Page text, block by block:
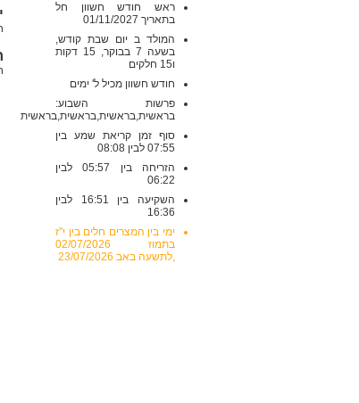
ראש חודש חשוון חל
בתאריך 01/11/2027
המולד ב יום שבת קודש,
בשעה 7 בבוקר, 15 דקות
ו15 חלקים
חודש חשוון מכיל ל' ימים
פרשות השבוע:
בראשית,בראשית,בראשית,בראשית
סוף זמן קריאת שמע בין
07:55 לבין 08:08
הזריחה בין 05:57 לבין
06:22
השקיעה בין 16:51 לבין
16:36
ימי בין המצרים חלים בין י"ז
בתמוז 02/07/2026
,לתשעה באב 23/07/2026